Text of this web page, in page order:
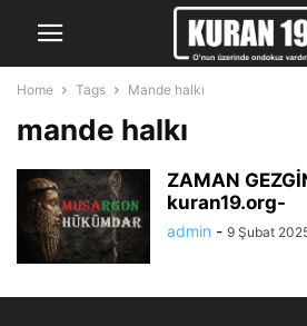
Home Tags Mande halkı
mande halkı
ZAMAN
kuran19.org-
admin - 9 Şubat